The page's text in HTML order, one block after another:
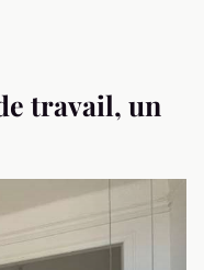
travail, un